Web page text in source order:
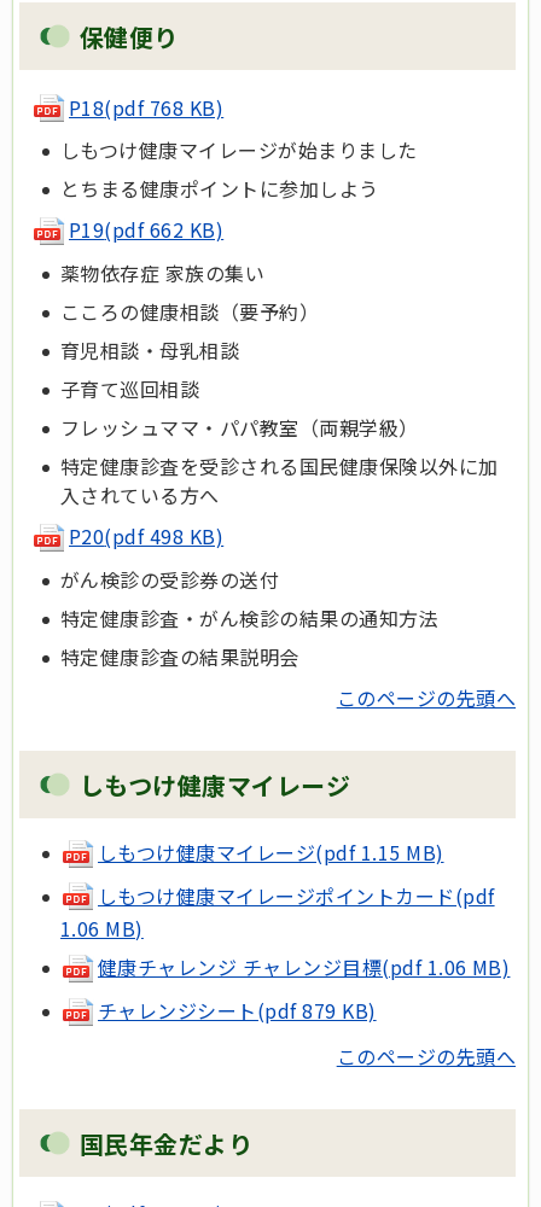
保健便り
P18(pdf 768 KB)
しもつけ健康マイレージが始まりました
とちまる健康ポイントに参加しよう
P19(pdf 662 KB)
薬物依存症 家族の集い
こころの健康相談（要予約）
育児相談・母乳相談
子育て巡回相談
フレッシュママ・パパ教室（両親学級）
特定健康診査を受診される国民健康保険以外に加
入されている方へ
P20(pdf 498 KB)
がん検診の受診券の送付
特定健康診査・がん検診の結果の通知方法
特定健康診査の結果説明会
このページの先頭へ
しもつけ健康マイレージ
しもつけ健康マイレージ(pdf 1.15 MB)
しもつけ健康マイレージポイントカード(pdf
1.06 MB)
健康チャレンジ チャレンジ目標(pdf 1.06 MB)
チャレンジシート(pdf 879 KB)
このページの先頭へ
国民年金だより